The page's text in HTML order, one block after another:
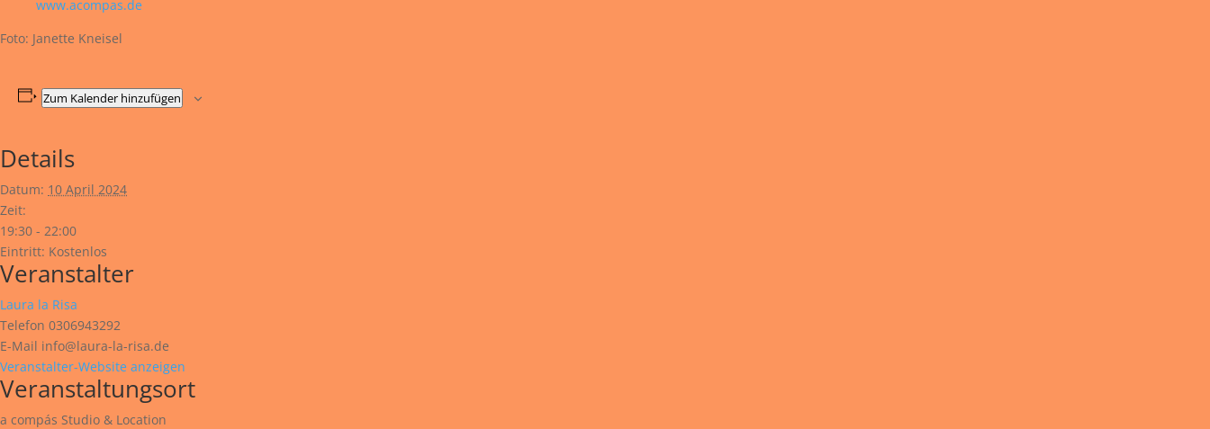
www.acompas.de
Foto: Janette Kneisel
Zum Kalender hinzufügen
Details
Datum: 10 April 2024
Zeit:
19:30 - 22:00
Eintritt: Kostenlos
Veranstalter
Laura la Risa
Telefon 0306943292
E-Mail info@laura-la-risa.de
Veranstalter-Website anzeigen
Veranstaltungsort
a compás Studio & Location